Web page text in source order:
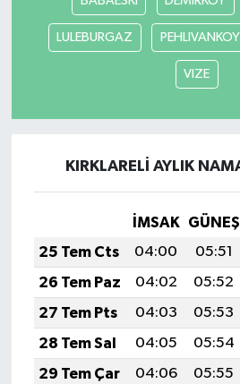
LULEBURGAZ PEHLIVANKOY
VIZE
KIRKLARELİ AYLIK
İMSAK GÜNEŞ
25 Tem Cts
04:00 05:51
26 Tem Paz
04:02 05:52
27 Tem Pts
04:03 05:53
28 Tem Sal
04:05 05:54
29 Tem Çar
04:06 05:55